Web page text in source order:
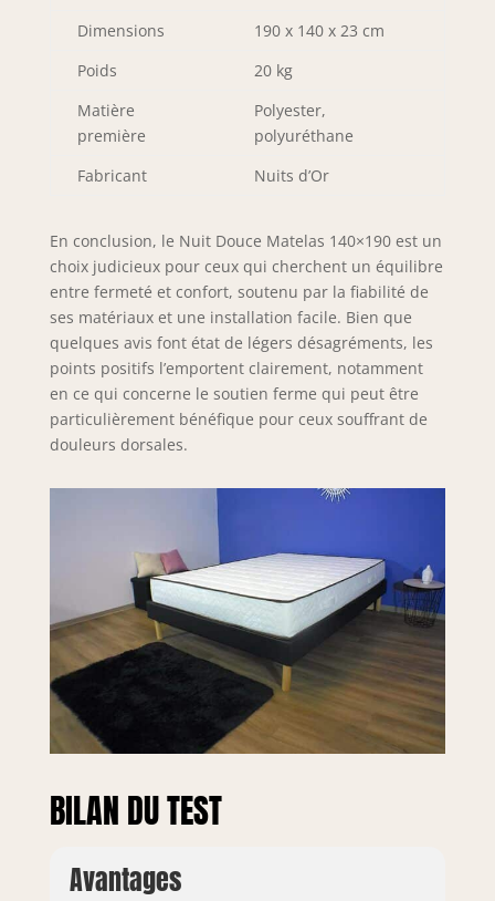
Dimensions
190 x 140 x 23 cm
Poids
20 kg
Matière
première
Polyester,
polyuréthane
Fabricant
Nuits d’Or
En conclusion, le Nuit Douce Matelas 140×190 est un
choix judicieux pour ceux qui cherchent un équilibre
entre fermeté et confort, soutenu par la fiabilité de
ses matériaux et une installation facile. Bien que
quelques avis font état de légers désagréments, les
points positifs l’emportent clairement, notamment
en ce qui concerne le soutien ferme qui peut être
particulièrement bénéfique pour ceux souffrant de
douleurs dorsales.
BILAN DU TEST
Avantages